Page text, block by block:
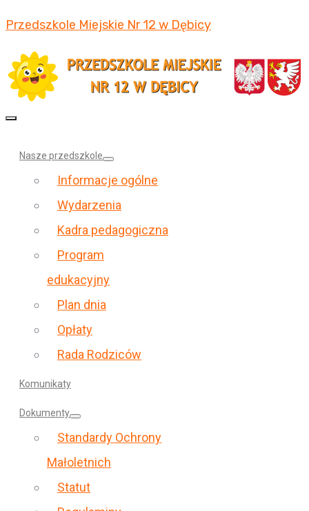
Przedszkole Miejskie Nr 12 w Dębicy
Nasze przedszkole
Informacje ogólne
Wydarzenia
Kadra pedagogiczna
Program
edukacyjny
Plan dnia
Opłaty
Rada Rodziców
Komunikaty
Dokumenty
Standardy Ochrony
Małoletnich
Statut